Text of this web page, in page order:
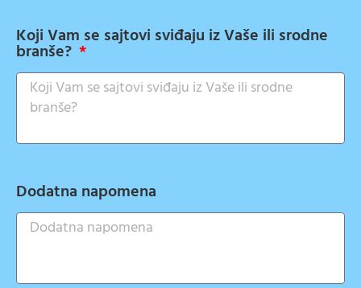
Koji Vam se sajtovi sviđaju iz Vaše ili srodne
branše?
Dodatna napomena